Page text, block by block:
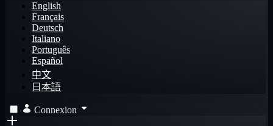
English
Français
Deutsch
Italiano
Português
Español
中文
日本語
Connexion